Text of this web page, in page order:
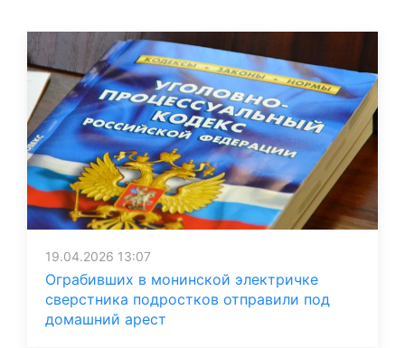
19.04.2026 13:07
Ограбивших в монинской электричке
сверстника подростков отправили под
домашний арест